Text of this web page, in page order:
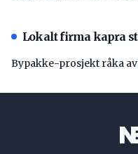
Lokalt firma kapra
Bypakke-prosjekt råka